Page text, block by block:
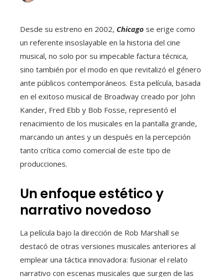
Desde su estreno en 2002, Chicago se erige como
un referente insoslayable en la historia del cine
musical, no solo por su impecable factura técnica,
sino también por el modo en que revitalizó el género
ante públicos contemporáneos. Esta película, basada
en el exitoso musical de Broadway creado por John
Kander, Fred Ebb y Bob Fosse, representó el
renacimiento de los musicales en la pantalla grande,
marcando un antes y un después en la percepción
tanto crítica como comercial de este tipo de
producciones.
Un enfoque estético y
narrativo novedoso
La película bajo la dirección de Rob Marshall se
destacó de otras versiones musicales anteriores al
emplear una táctica innovadora: fusionar el relato
narrativo con escenas musicales que surgen de las